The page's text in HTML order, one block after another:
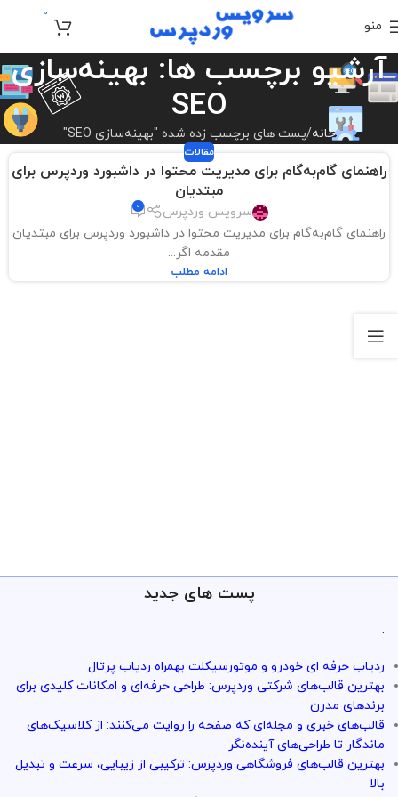
منو
0
آرشیو برچسب ها: بهینه‌سازی
SEO
خانه پست های برچسب زده شده "بهینه‌سازی SEO"
مقالات
راهنمای گام‌به‌گام برای مدیریت محتوا در داشبورد وردپرس برای
مبتدیان
سرویس وردپرس 0
راهنمای گام‌به‌گام برای مدیریت محتوا در داشبورد وردپرس برای مبتدیان
مقدمه اگر...
ادامه مطلب
پست های جدید
.
ردیاب حرفه ای خودرو و موتورسیکلت بهمراه ردیاب پرتال
بهترین قالب‌های شرکتی وردپرس: طراحی حرفه‌ای و امکانات کلیدی برای
برندهای مدرن
قالب‌های خبری و مجله‌ای که صفحه را روایت می‌کنند: از کلاسیک‌های
ماندگار تا طراحی‌های آینده‌نگر
بهترین قالب‌های فروشگاهی وردپرس: ترکیبی از زیبایی، سرعت و تبدیل
بالا